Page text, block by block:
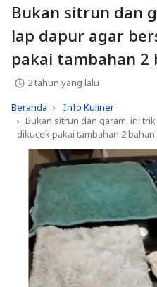
Bukan sitrun dan
lap dapur agar
pakai tambahan 2
2 tahun yang lalu
Beranda
Info Kuliner
Bukan sitrun dan garam, ini
dikucek pakai tambahan 2